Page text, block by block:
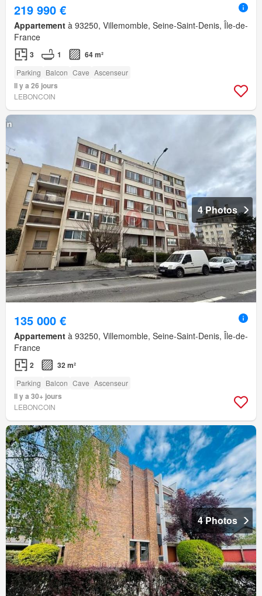
219 990 €
Appartement à 93250, Villemomble, Seine-Saint-Denis, Île-de-
France
3 1 64 m²
Parking Balcon Cave Ascenseur
Il y a 26 jours
LEBONCOIN
4 Photos
135 000 €
Appartement à 93250, Villemomble, Seine-Saint-Denis, Île-de-
France
2 32 m²
Parking Balcon Cave Ascenseur
Il y a 30+ jours
LEBONCOIN
4 Photos